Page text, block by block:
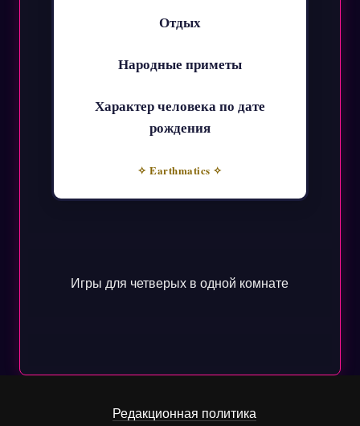
Отдых
Народные приметы
Характер человека по дате
рождения
✧ Earthmatics ✧
Игры для четверых в одной комнате
Редакционная политика